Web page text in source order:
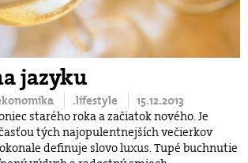
jazyku
.lifestyle
15.12.2013
starého roka a začiatok nového. Je
tých najopulentnejších večierkov
definuje slovo luxus. Tupé buchnutie